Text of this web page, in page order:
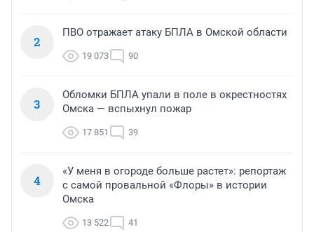
2
ПВО отражает атаку БПЛА в Омской области
19 073 90
3
Обломки БПЛА упали в поле в окрестностях
Омска — вспыхнул пожар
17 851 39
4
«У меня в огороде больше растет»: репортаж
с самой провальной «Флоры» в истории
Омска
13 522 41